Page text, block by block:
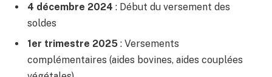
4 décembre 2024 : Début du versement des
soldes
1er trimestre 2025 : Versements
complémentaires (aides bovines, aides couplées